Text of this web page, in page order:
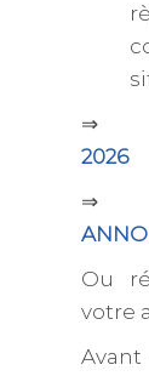
⇒
2026
Ou
votre